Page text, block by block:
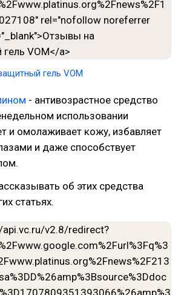
гель VOM
- антивозрастное средство
использовании
и омолаживает кожу, избавляет
и даже способствует
об этих средства
статьях.